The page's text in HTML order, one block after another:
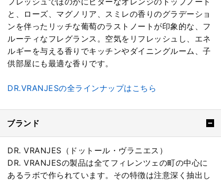
と、ローズ、マグノリア、スミレの香りのグラデーショ
ンを伴ったリッチな葡萄のラストノートが印象的な、フ
ルーティなフレグランス。空気をリフレッシュし、エネ
ルギーを与える香りでキッチンやダイニングルーム、子
供部屋にも最適な香りです。
DR.VRANJESの全ラインナップはこちら
ブランド
DR. VRANJES（ドットール・ヴラニエス）
DR. VRANJESの製品は全てフィレンツェの町の中心に
あるラボで作られています。その特徴は注意深く抽出し